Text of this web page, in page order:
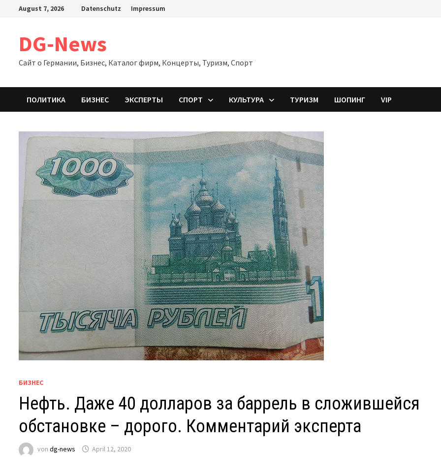
August 7, 2026 Datenschutz Impressum
DG-News
Сайт о Германии, Бизнес, Каталог фирм, Концерты, Туризм, Спорт
ПОЛИТИКА БИЗНЕС ЭКСПЕРТЫ СПОРТ КУЛЬТУРА ТУРИЗМ ШОПИНГ VIP
БИЗНЕС
Нефть. Даже 40 долларов за баррель в сложившейся
обстановке – дорого. Комментарий эксперта
vondg-news April 12, 2020